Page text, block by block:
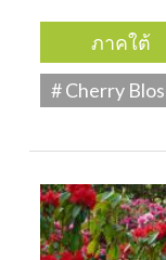
ภาคใต้
# Cherry